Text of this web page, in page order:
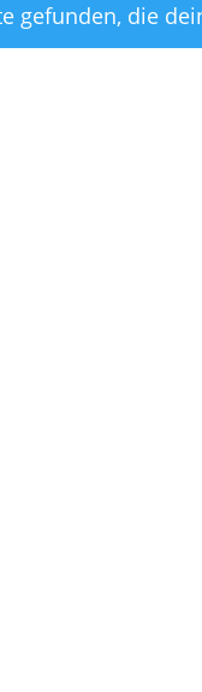
gefunden, die